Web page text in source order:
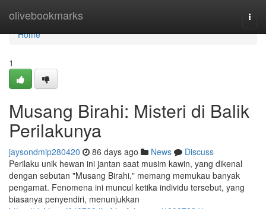
olivebookmarks
Home
Home
1
Musang Birahi: Misteri di Balik
Perilakunya
jaysondmip280420 86 days ago News
Discuss
Perilaku unik hewan ini jantan saat musim kawin, yang dikenal
dengan sebutan "Musang Birahi," memang memukau banyak
pengamat. Fenomena ini muncul ketika individu tersebut, yang
biasanya penyendiri, menunjukkan